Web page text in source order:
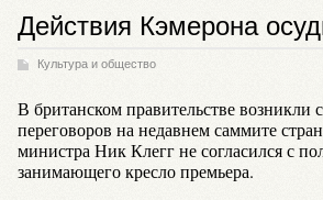
Действия Кэмерона
Культура и общество
В британском правительстве возникли
переговоров на недавнем саммите
министра Ник Клегг не согласился с
занимающего кресло премьера.